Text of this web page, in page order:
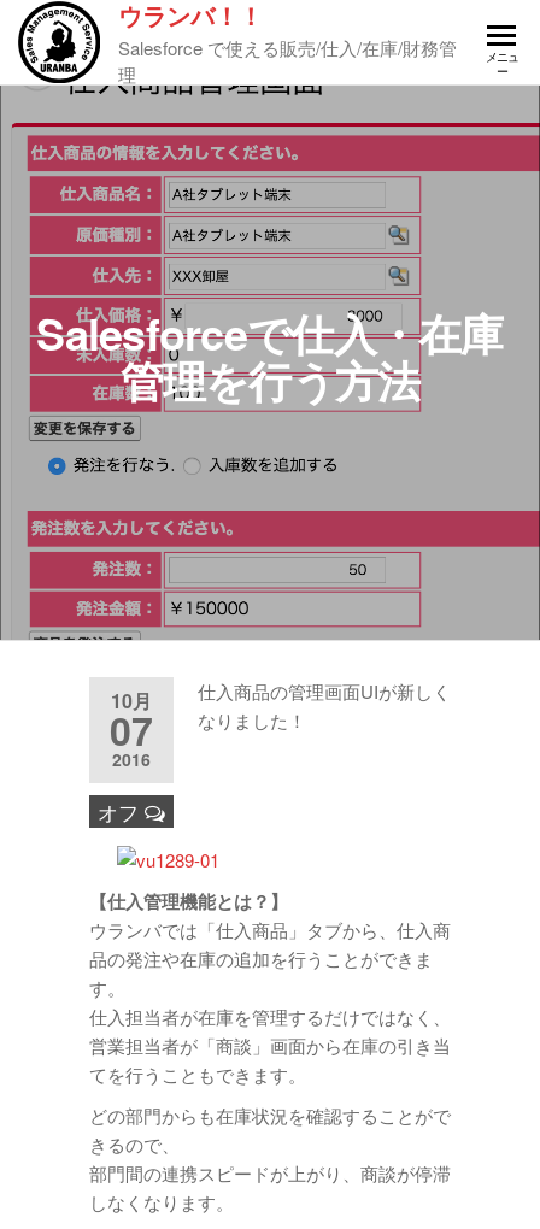
ウランバ！！
Salesforce で使える販売/仕入/在庫/財務管
理
メニュ
ー
Salesforceで仕入・在庫
管理を行う方法
10月
07
2016
オフ
仕入商品の管理画面UIが新しく
なりました！
【仕入管理機能とは？】
ウランバでは「仕入商品」タブから、仕入商
品の発注や在庫の追加を行うことができま
す。
仕入担当者が在庫を管理するだけではなく、
営業担当者が「商談」画面から在庫の引き当
てを行うこともできます。
どの部門からも在庫状況を確認することがで
きるので、
部門間の連携スピードが上がり、商談が停滞
しなくなります。